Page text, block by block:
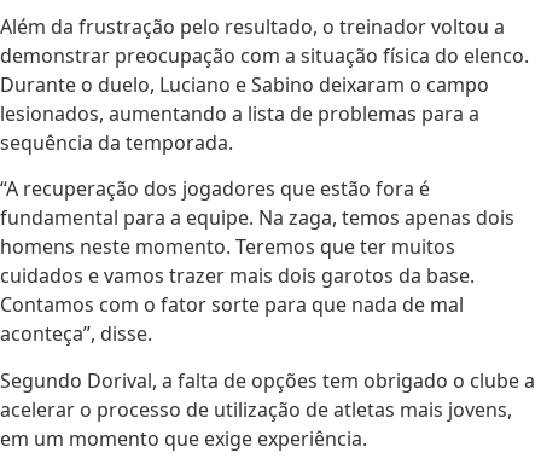
Além da frustração pelo resultado, o treinador voltou a
demonstrar preocupação com a situação física do elenco.
Durante o duelo, Luciano e Sabino deixaram o campo
lesionados, aumentando a lista de problemas para a
sequência da temporada.
“A recuperação dos jogadores que estão fora é
fundamental para a equipe. Na zaga, temos apenas dois
homens neste momento. Teremos que ter muitos
cuidados e vamos trazer mais dois garotos da base.
Contamos com o fator sorte para que nada de mal
aconteça”, disse.
Segundo Dorival, a falta de opções tem obrigado o clube a
acelerar o processo de utilização de atletas mais jovens,
em um momento que exige experiência.